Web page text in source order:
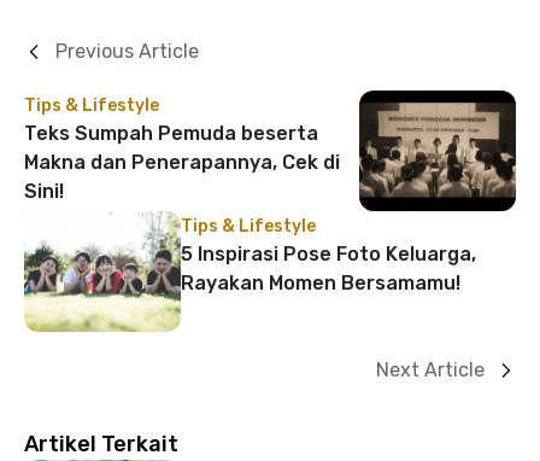
Tips & Lifestyle
Teks Sumpah Pemuda beserta
Makna dan Penerapannya, Cek di
Sini!
Previous Article
Tips & Lifestyle
5 Inspirasi Pose Foto Keluarga,
Rayakan Momen Bersamamu!
Next Article
Artikel Terkait